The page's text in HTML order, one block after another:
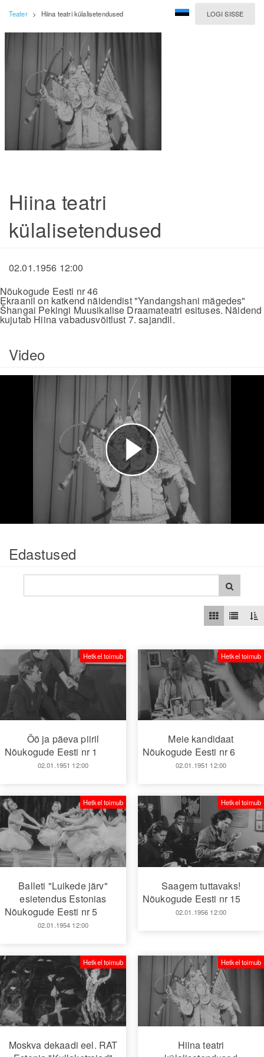
LOGI SISSE
Teater > Hiina teatri külalisetendused
Hiina teatri
külalisetendused
02.01.1956 12:00
Nõukogude Eesti nr 46
Ekraanil on katkend näidendist "Yandangshani mägedes"
Šhangai Pekingi Muusikalise Draamateatri esituses. Näidend
kujutab Hiina vabadusvõitlust 7. sajandil.
Video
Esita
video
Edastused
Öö ja päeva piiril
Nõukogude Eesti nr 1
02.01.1951 12:00
Hetkel toimub
Meie kandidaat
Nõukogude Eesti nr 6
02.01.1951 12:00
Hetkel toimub
Balleti "Luikede järv"
esietendus Estonias
Nõukogude Eesti nr 5
02.01.1954 12:00
Hetkel toimub
Saagem tuttavaks!
Nõukogude Eesti nr 15
02.01.1956 12:00
Hetkel toimub
Moskva dekaadi eel. RAT
Hetkel toimub
Hiina teatri
Hetkel toimub